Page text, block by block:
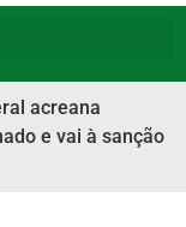
acreana
e vai à sanção